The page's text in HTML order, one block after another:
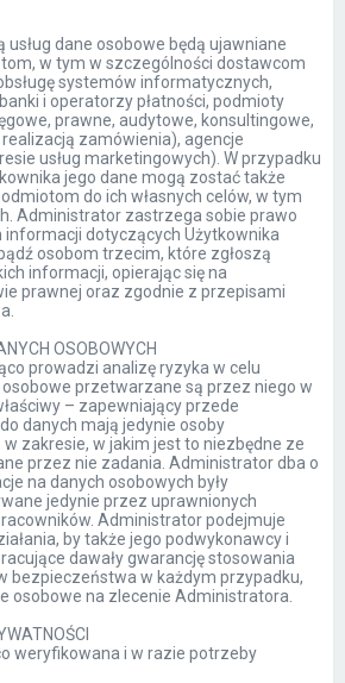
usług dane osobowe będą ujawniane
w tym w szczególności dostawcom
systemów informatycznych,
i operatorzy płatności, podmioty
prawne, audytowe, konsultingowe,
zamówienia), agencje
usług marketingowych). W przypadku
jego dane mogą zostać także
do ich własnych celów, w tym
Administrator zastrzega sobie prawo
informacji dotyczących Użytkownika
osobom trzecim, które zgłoszą
informacji, opierając się na
prawnej oraz zgodnie z przepisami
OSOBOWYCH
prowadzi analizę ryzyka w celu
przetwarzane są przez niego w
– zapewniający przede
danych mają jedynie osoby
zakresie, w jakim jest to niezbędne ze
przez nie zadania. Administrator dba o
na danych osobowych były
jedynie przez uprawnionych
Administrator podejmuje
by także jego podwykonawcy i
dawały gwarancję stosowania
bezpieczeństwa w każdym przypadku,
osobowe na zlecenie Administratora.
weryfikowana i w razie potrzeby